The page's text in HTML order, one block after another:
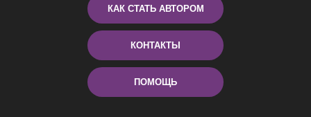
КАК СТАТЬ АВТОРОМ
КОНТАКТЫ
ПОМОЩЬ